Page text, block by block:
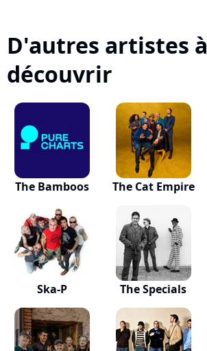
D'autres artistes à
découvrir
The Bamboos The Cat Empire
Ska-P The Specials